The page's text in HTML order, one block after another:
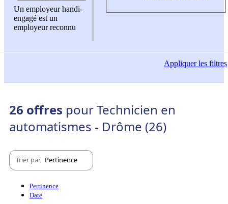
Un employeur handi-
engagé est un
employeur reconnu
Appliquerles filtres
26 offres pour Technicien en
automatismes - Drôme (26)
Trier par Pertinence
Pertinence
Date